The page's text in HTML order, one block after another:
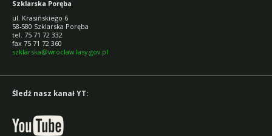
Szklarska Poręba
ul. Krasińskiego 6
58-580 Szklarska Poręba
tel. 75 71 72 332
fax 75 71 72 360
szklarska@wroclaw.lasy.gov.pl
Śledź nasz kanał YT: